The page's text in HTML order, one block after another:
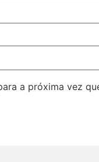
a próxima vez